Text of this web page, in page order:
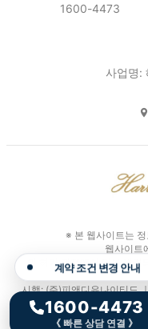
1600-4473
사업명:
※ 본 웹사이트는
웹사이트
인·허가 과정에서 일부 변
시행: (주)피앤디유나이티드
Copyright 2026. 해링턴 플
모델하우스 방문 전 상담
1600-4473
《 빠른 상담 연결 》